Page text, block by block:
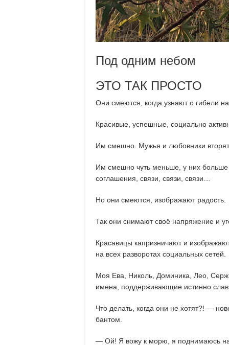
Под одним небом
ЭТО ТАК ПРОСТО
Они смеются, когда узнают о гибели
Красивые, успешные, социально
Им смешно. Мужья и любовники
Им смешно чуть меньше, у них больше
соглашения, связи, связи, связи…
Но они смеются, изображают радость.
Так они снимают своё напряжение и
Красавицы капризничают и
на всех разворотах социальных сетей.
Моя Ева, Николь, Доминика, Лео,
имена, поддерживающие истинно
Что делать, когда они не хотят?! —
бантом.
— Ой! Я вожу к морю, я поднимаюсь